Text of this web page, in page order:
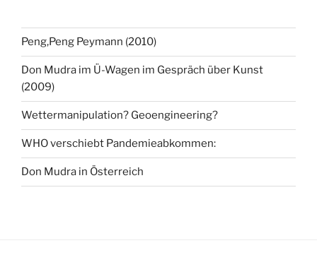
Peng,Peng Peymann (2010)
Don Mudra im Ü-Wagen im Gespräch über Kunst
(2009)
Wettermanipulation? Geoengineering?
WHO verschiebt Pandemieabkommen:
Don Mudra in Österreich